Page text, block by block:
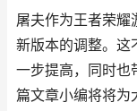
屠夫作为王者荣耀
新版本的调整。这
一步提高，同时也
篇文章小编将将为